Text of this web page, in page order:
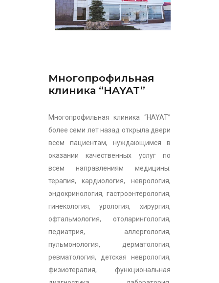
Многопрофильная
клиника “HAYAT”
Многопрофильная клиника “HAYAT”
более семи лет назад открыла двери
всем пациентам, нуждающимся в
оказании качественных услуг по
всем направлениям медицины:
терапия, кардиология, неврология,
эндокринология, гастроэнтерология,
гинекология, урология, хирургия,
офтальмология, отоларингология,
педиатрия, аллергология,
пульмонология, дерматология,
ревматология, детская неврология,
физиотерапия, функциональная